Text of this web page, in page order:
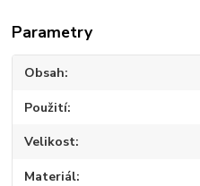
Parametry
Obsah
Použití
Velikost
Materiál